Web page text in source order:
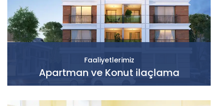
Faaliyetlerimiz
Apartman ve Konut ilaçlama